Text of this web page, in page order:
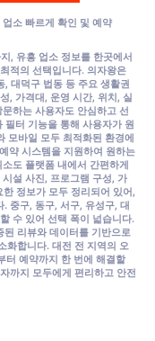
업소 빠르게 확인 및 예약
, 유흥 업소 정보를 한곳에서
적의 선택입니다. 의자왕은
, 대덕구 법동 등 주요 생활권
, 가격대, 운영 시간, 위치, 실
하는 사용자도 안심하고 선
필터 기능을 통해 사용자가 원
모바일 모두 최적화된 환경에
약 시스템을 지원하여 원하는
도 플랫폼 내에서 간편하게
설 사진, 프로그램 구성, 가
정보가 모두 정리되어 있어,
중구, 동구, 서구, 유성구, 대
수 있어 선택 폭이 넓습니다.
리뷰와 데이터를 기반으로
화합니다. 대전 전 지역의 오
터 예약까지 한 번에 해결할
까지 모두에게 편리하고 안전